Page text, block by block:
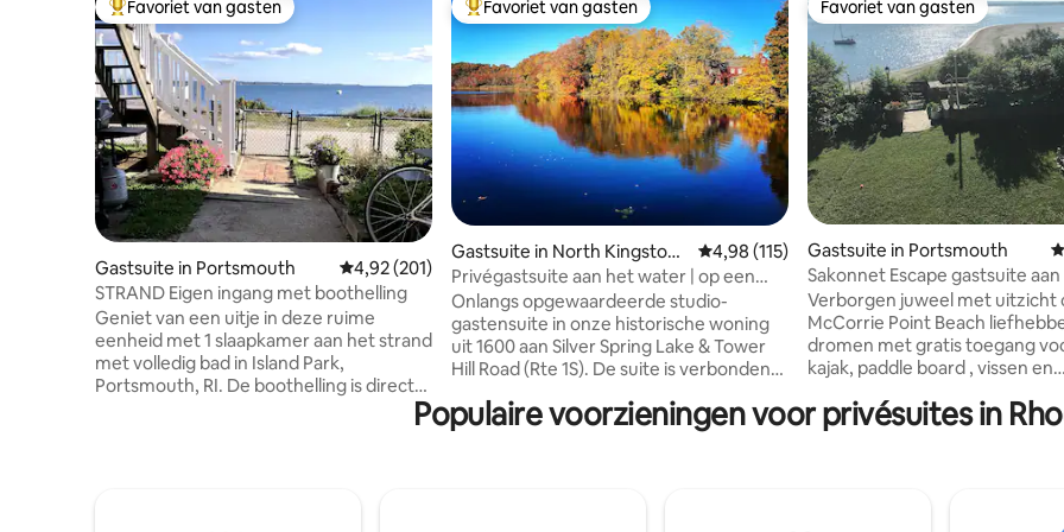
Topfavoriet van gasten
Favoriet van gasten
Gastsuite in Portsmouth Gemiddelde beoordeling van 4,92 uit 5, 201 recensies
4,92 (201)
STRAND Eigen ingang met boothelling
Geniet van een uitje in deze ruime
eenheid met 1 slaapkamer aan het strand
met volledig bad in Island Park,
Portsmouth, RI. De boothelling is direct
voor je waterscooter, met parkeerplaats.
Topfavoriet van gasten
Favoriet van gasten
Gastsuite in North Kingstow
n
Gemiddelde beoordeling van 4,98 uit 5, 115
4,98 (115)
Privégastsuite aan het water | op een
steenworp afstand van het meer
Onlangs opgewaardeerde studio-
gastensuite in onze historische woning
uit 1600 aan Silver Spring Lake & Tower
Hill Road (Rte 1S). De suite is verbonden
eigen ingang op het dek (1 vlucht
omhoog), oprit + toegang tot het meer.
Favoriet van gasten
Favoriet van gasten
Gastsuite in Portsmouth
Sakonnet Escape gastsuite
Verborgen juweel met uitzicht
McCorrie Point Beach liefhebbers
dromen met gratis toegang
kajak, paddle board , vissen en
neem de 60 stappen van een
aangelegde privétuin. Deze
Populaire voorzieningen voor privésuites in